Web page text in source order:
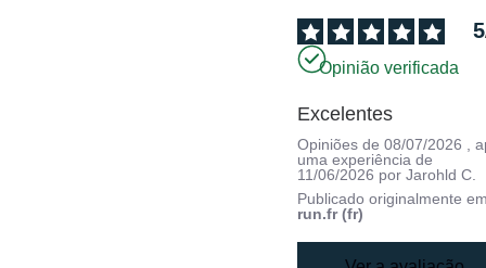
5
Opinião verificada
Excelentes
Opiniões de08/07/2026 ,
uma experiência de
11/06/2026 porJarohld C.
Publicado originalmente
run.fr (fr)